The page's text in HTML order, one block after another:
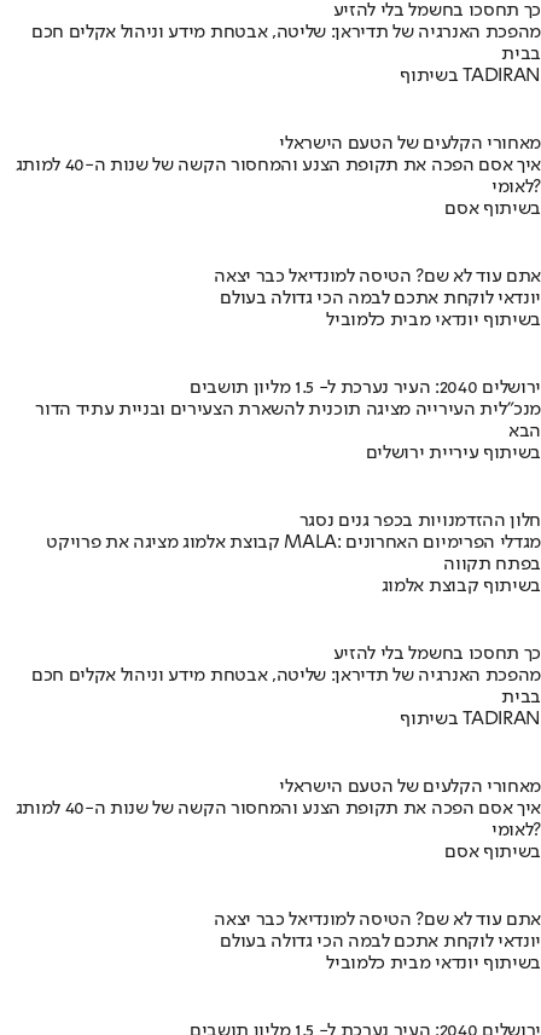
כך תחסכו בחשמל בלי להזיע
מהפכת האנרגיה של תדיראן: שליטה, אבטחת מידע וניהול אקלים חכם
בבית
בשיתוף TADIRAN
מאחורי הקלעים של הטעם הישראלי
איך אסם הפכה את תקופת הצנע והמחסור הקשה של שנות ה-40 למותג
לאומי?
בשיתוף אסם
אתם עוד לא שם? הטיסה למונדיאל כבר יצאה
יונדאי לוקחת אתכם לבמה הכי גדולה בעולם
בשיתוף יונדאי מבית כלמוביל
ירושלים 2040: העיר נערכת ל- 1.5 מליון תושבים
מנכ"לית העירייה מציגה תוכנית להשארת הצעירים ובניית עתיד הדור
הבא
בשיתוף עיריית ירושלים
חלון ההזדמנויות בכפר גנים נסגר
קבוצת אלמוג מציגה את פרויקט MALA: מגדלי הפרימיום האחרונים
בפתח תקווה
בשיתוף קבוצת אלמוג
כך תחסכו בחשמל בלי להזיע
מהפכת האנרגיה של תדיראן: שליטה, אבטחת מידע וניהול אקלים חכם
בבית
בשיתוף TADIRAN
מאחורי הקלעים של הטעם הישראלי
איך אסם הפכה את תקופת הצנע והמחסור הקשה של שנות ה-40 למותג
לאומי?
בשיתוף אסם
אתם עוד לא שם? הטיסה למונדיאל כבר יצאה
יונדאי לוקחת אתכם לבמה הכי גדולה בעולם
בשיתוף יונדאי מבית כלמוביל